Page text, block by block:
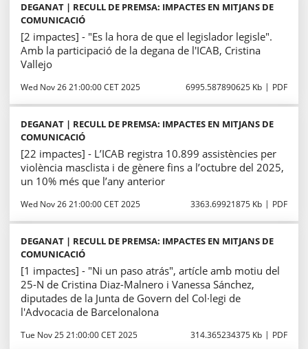
DEGANAT | RECULL DE PREMSA: IMPACTES EN MITJANS DE
COMUNICACIÓ
[2 impactes] - "Es la hora de que el legislador legisle".
Amb la participació de la degana de l'ICAB, Cristina
Vallejo
Wed Nov 26 21:00:00 CET 2025 6995.587890625 Kb PDF
DEGANAT | RECULL DE PREMSA: IMPACTES EN MITJANS DE
COMUNICACIÓ
[22 impactes] - L’ICAB registra 10.899 assistències per
violència masclista i de gènere fins a l’octubre del 2025,
un 10% més que l’any anterior
Wed Nov 26 21:00:00 CET 2025 3363.69921875 Kb PDF
DEGANAT | RECULL DE PREMSA: IMPACTES EN MITJANS DE
COMUNICACIÓ
[1 impactes] - "Ni un paso atrás", artícle amb motiu del
25-N de Cristina Diaz-Malnero i Vanessa Sánchez,
diputades de la Junta de Govern del Col·legi de
l'Advocacia de Barcelonalona
Tue Nov 25 21:00:00 CET 2025 314.365234375 Kb PDF